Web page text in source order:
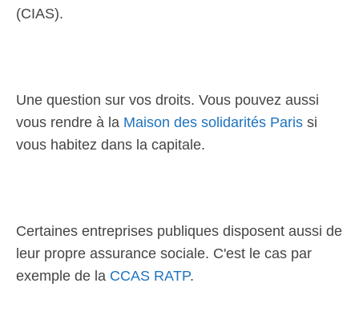
(CIAS).
Une question sur vos droits. Vous pouvez aussi
vous rendre à la Maison des solidarités Paris si
vous habitez dans la capitale.
Certaines entreprises publiques disposent aussi de
leur propre assurance sociale. C'est le cas par
exemple de la CCAS RATP.